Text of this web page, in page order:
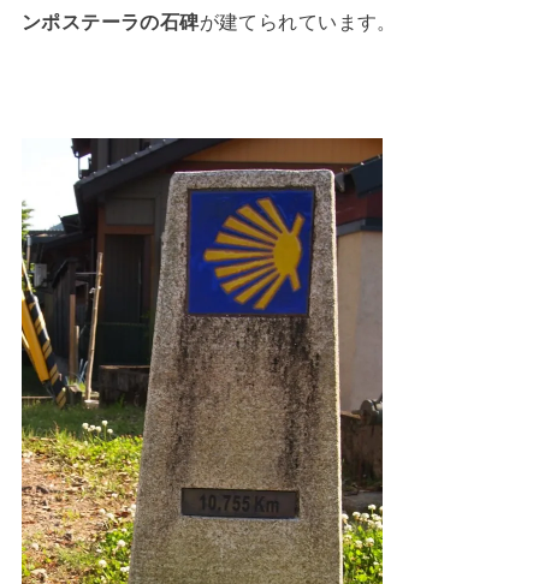
ンポステーラの石碑が建てられています。